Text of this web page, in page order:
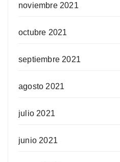
noviembre 2021
octubre 2021
septiembre 2021
agosto 2021
julio 2021
junio 2021